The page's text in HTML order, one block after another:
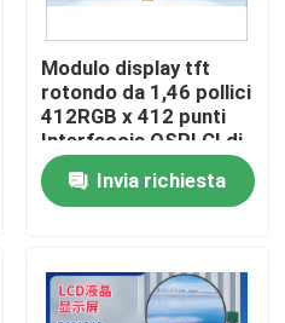
Modulo display tft
rotondo da 1,46 pollici
412RGB x 412 punti
Interfaccia QSPI CI di
guida SPD2010
Invia richiesta